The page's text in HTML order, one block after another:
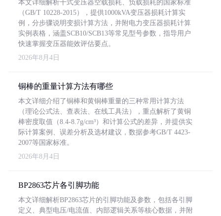
本文详细解析干式变压器空载损耗、负载损耗的国家标准
（GB/T 10228-2015），提供1000kVA变压器损耗计算实
例，分步骤说明变损计算方法，并附电力变压器损耗计算
实例表格，涵盖SCB10/SCB13等常见型号参数，指导用户
快速掌握变压器能效评估要点。
2026年8月4日
铜棒的重量计算方法有哪些
本文详细介绍了铜棒和黄铜棒重量的三种常用计算方法
（理论公式法、查表法、在线工具法），重点解析了黄铜
棒密度取值（8.4-8.7g/cm³）和计算公式的差异，并提供实
际计算案例、误差分析及选材建议，数据参考GB/T 4423-
2007等国家标准。
2026年8月4日
BP2863芯片各引脚功能
本文详细解析BP2863芯片的引脚功能及参数，包括各引脚
定义、典型电压/电流值、内部逻辑关系等核心数据，并附